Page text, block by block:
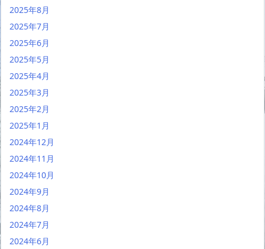
2025年8月
2025年7月
2025年6月
2025年5月
2025年4月
2025年3月
2025年2月
2025年1月
2024年12月
2024年11月
2024年10月
2024年9月
2024年8月
2024年7月
2024年6月